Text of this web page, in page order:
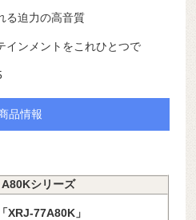
る迫力の高音質
インメントをこれひとつで
品情報
A80Kシリーズ
XRJ-77A80K」